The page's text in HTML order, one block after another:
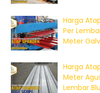
Harga
Per
Meter
Harga
Meter
Lembar